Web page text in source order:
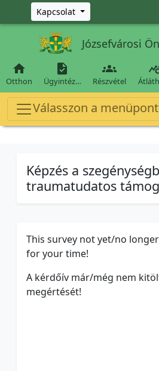
Ugrás a fő tartalomra
Kapcsolat
Józsefvárosi

Otthon

Ügyintéz…

Részvétel
Válasszon a
Képzés a
traumatudatos
This survey not yet/no
for your time!
A kérdőív már/még nem
megértését!